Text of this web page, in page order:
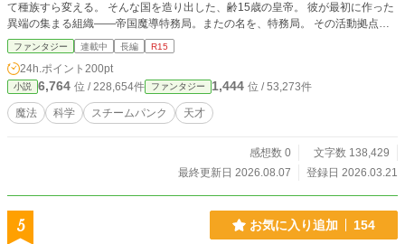
て種族すら変える。 そんな国を造り出した、齢15歳の皇帝。 彼が最初に作った
異端の集まる組織――帝国魔導特務局。またの名を、特務局。 その活動拠点、
《黑棺》に集うのは、 何かしらの才を持つが故に、自由を奪われてきた者達。
帝国は彼らに、 物資を、時間を、権限を――無尽蔵に与える。 その対価とし
て、 彼らの力によって発生した副産物の多くは、帝国の為に使われる。 ――全
ては、二度と失わない為に。 そんな組織に所属する1人、イリス・ヴォルカ。
そんな彼女に与えられたのは、 特務局“外”の組織、暗務局からやってきた新人、
ノア・アルヴェルトとの共同任務だった。 合理で動く異質を自覚している異端
にも違い過ぎるが故に、より洗練された在り方を極めていく。 これは、 隠れた
異端と堂々とした異端が、 それぞれの日常・非日常を交差させて前に進む魔導
方がまだ、私は幸せだから。」 ※4/5～ 毎週日曜、水曜朝6時更新 ※5/5～ 毎
週月曜、水曜、金曜、日曜朝6時更新
ファンタジー 連載中 長編 R15
24h.ポイント 200pt
小説 6,764 位 / 228,654件 ファンタジー 1,444 位 / 53,273件
魔法 科学 スチームパンク 天才
感想数 0
文字数 138,429
最終更新日 2026.08.07
登録日 2026.03.21
5 お気に入り追加 154